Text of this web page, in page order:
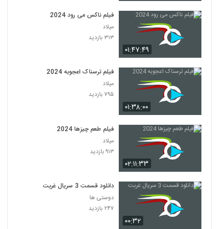
۰۱:۴۷:۴۹
فیلم ناکس می رود 2024
میلاد
۳۱۳ بازدید
۰۱:۳۸:۰۰
فیلم ترسناک اعجوبه 2024
میلاد
۷۹۵ بازدید
۰۲:۱۱:۳۳
فیلم طعم چیزها 2024
میلاد
۹۱۳ بازدید
۰۰:۳۲
دانلود قسمت 3 سریال غربت
دوستی ها
۲۴۷ بازدید